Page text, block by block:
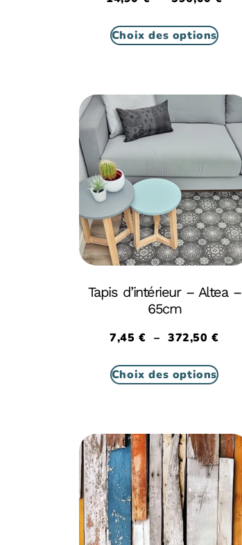
Choix des options
Tapis d’intérieur – Altea –
65cm
7,45€ – 372,50€
Choix des options